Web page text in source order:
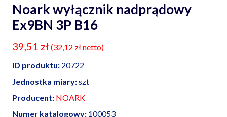
Noark wyłącznik nadprądowy
Ex9BN 3P B16
39,51 zł (32,12 złnetto)
ID produktu: 20722
Jednostka miary:szt
Producent: NOARK
Numer katalogowy: 100053